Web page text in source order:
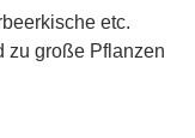
etc.
zu große Pflanzen